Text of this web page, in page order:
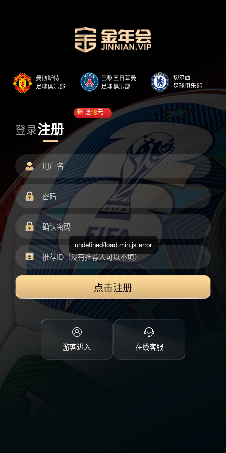
登录注册
送18元
点击注册
游客进入 在线客服
undefined/load.min.js error